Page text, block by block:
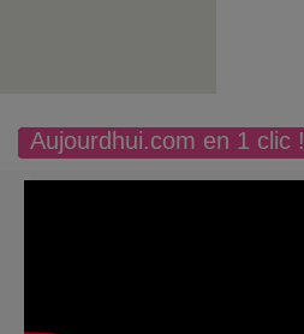
Aujourdhui.com en 1 clic !